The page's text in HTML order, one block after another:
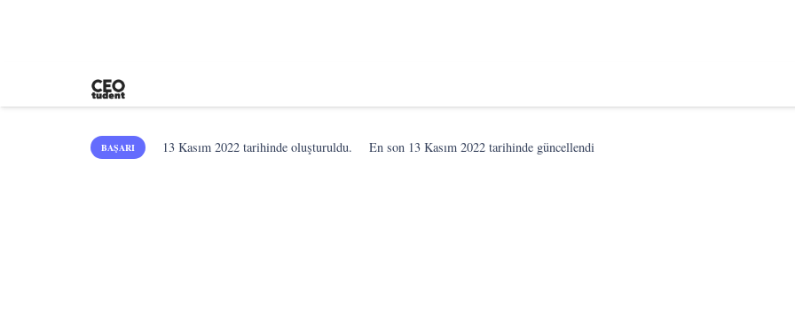
BAŞARI 13 Kasım 2022 tarihinde oluşturuldu. En son 13 Kasım 2022 tarihinde güncellendi